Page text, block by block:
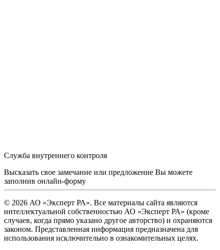
Служба внутреннего контроля
Высказать свое замечание или предложение Вы можете
заполнив онлайн-форму
© 2026 АО «Эксперт РА». Все материалы сайта являются
интеллектуальной собственностью АО «Эксперт РА» (кроме
случаев, когда прямо указано другое авторство) и охраняются
законом. Представленная информация предназначена для
использования исключительно в ознакомительных целях.